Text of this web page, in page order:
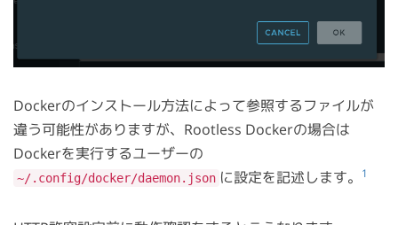
Dockerのインストール方法によって参照するファイルが
違う可能性がありますが、Rootless Dockerの場合は
Dockerを実行するユーザーの
~/.config/docker/daemon.json に設定を記述します。 1